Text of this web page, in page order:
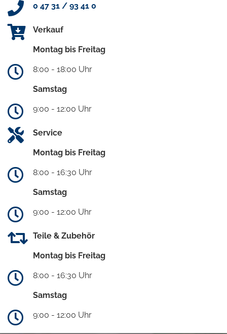
0 47 31 / 93 41 0
Verkauf
Montag bis Freitag
8:00 - 18:00 Uhr
Samstag
9:00 - 12:00 Uhr
Service
Montag bis Freitag
8:00 - 16:30 Uhr
Samstag
9:00 - 12:00 Uhr
Teile & Zubehör
Montag bis Freitag
8:00 - 16:30 Uhr
Samstag
9:00 - 12:00 Uhr